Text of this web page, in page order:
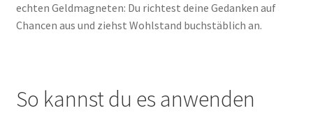
echten Geldmagneten: Du richtest deine Gedanken auf
Chancen aus und ziehst Wohlstand buchstäblich an.
So kannst du es anwenden